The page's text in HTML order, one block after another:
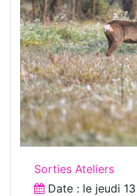
Sorties Ateliers
Date : le jeudi